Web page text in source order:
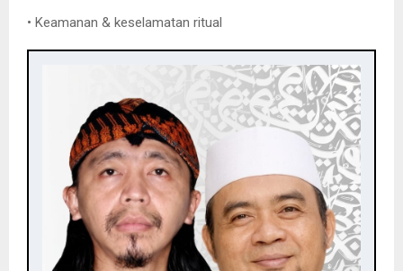
• Keamanan & keselamatan ritual